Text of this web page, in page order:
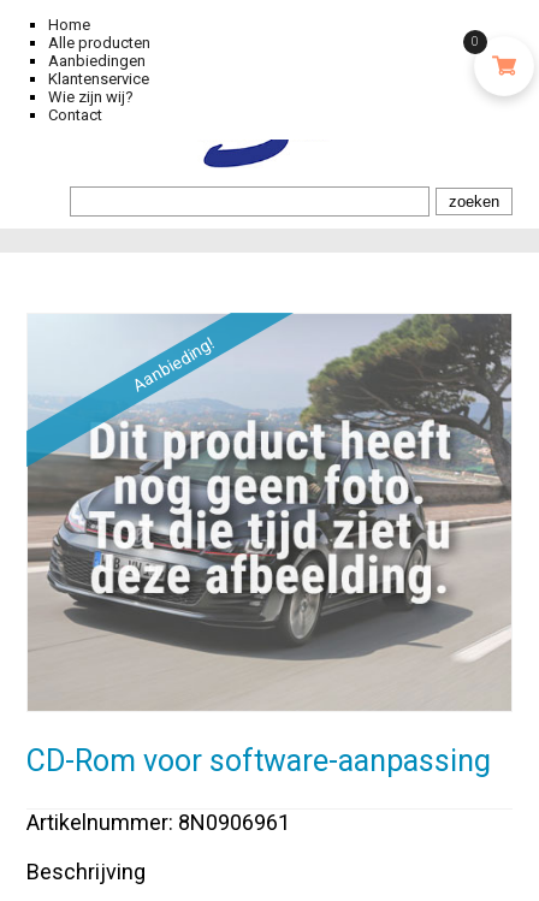
Home
Alle producten
Aanbiedingen
Klantenservice
Wie zijn wij?
Contact
Aanbieding!
CD-Rom voor software-aanpassing
Artikelnummer: 8N0906961
Beschrijving
0